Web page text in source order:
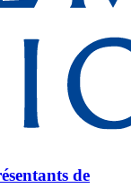
de